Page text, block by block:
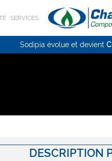
SERVICES
Sodipia évolue et devient
DESCRIPTION